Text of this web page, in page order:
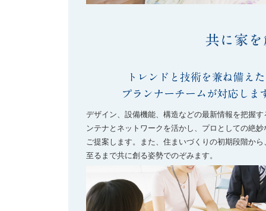
デザイン、設備機能、構造などの最新情報を把握す
ンテナとネットワークを活かし、プロとしての絶妙
ご提案します。また、住まいづくりの初期段階か
至るまで共に創る姿勢でのぞみます。